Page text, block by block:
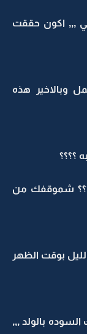
,,, اكون حققت
وبالاخير هذه
؟؟؟؟
شموقفك من
بوقت الظهر
بالولد ,,,